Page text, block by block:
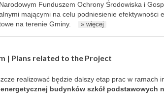
Funduszem Ochrony Środowiska i
mającymi na celu podniesienie efektywności
na terenie Gminy.
» więcej
| Plans related to the Project
realizować będzie dalszy etap prac w ramach
budynków szkół podstawowych